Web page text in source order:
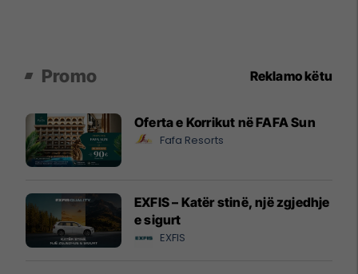
Promo Reklamo këtu
Oferta e Korrikut në FAFA Sun
Fafa Resorts
EXFIS – Katër stinë, një zgjedhje
e sigurt
EXFIS